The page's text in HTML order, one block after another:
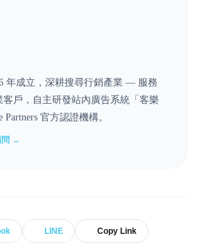
年成立，深耕搜尋行銷產業 — 服務
客戶，自主研發站內廣告系統「客樂
官方認證機構。
問 →
LINE Copy Link